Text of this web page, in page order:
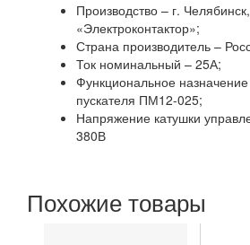
Производство – г.
«Электроконтактор»;
Страна производитель –
Ток номинальный – 25А;
Функциональное
пускателя ПМ12-025;
Напряжение катушки
380В
Похожие товары